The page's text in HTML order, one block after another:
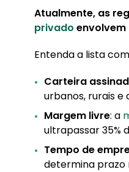
Atualmente, as
privado
Entenda a lista
Carteira
urbanos, rurais e
Margem livre: a
ultrapassar 35%
Tempo de
determina prazo